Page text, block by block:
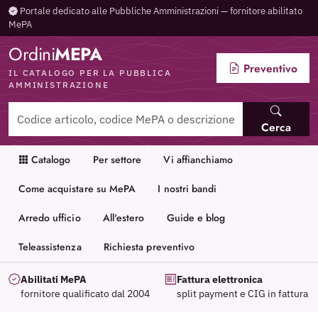
Portale dedicato alle Pubbliche Amministrazioni — fornitore abilitato
MePA
OrdiniMEPA
IL CATALOGO PER LA PUBBLICA
AMMINISTRAZIONE
Cerca
Preventivo
Catalogo Per settore Vi affianchiamo
Come acquistare su MePA I nostri bandi
Arredo ufficio All'estero Guide e blog
Teleassistenza Richiesta preventivo
Abilitati MePA
fornitore qualificato dal 2004
Fattura elettronica
split payment e CIG in fattura